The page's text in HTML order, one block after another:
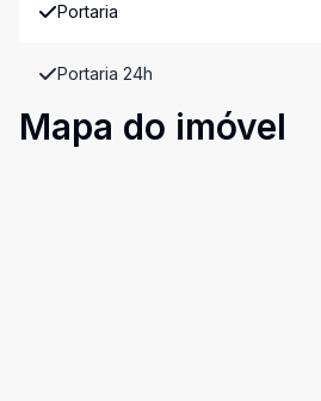
Portaria
Portaria 24h
Mapa do imóvel